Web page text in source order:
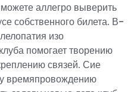
аллегро выверить
собственного билета. В-
изо
помогает творению
связей. Сие
времяпровождению